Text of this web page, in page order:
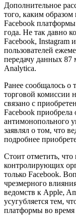
Дополнительное
того, каким образом
Facebook
года. Не так давно
Facebook, Instagram
пользователей
передачу данных 87
Analytica.
Ранее сообщалось о
торговой комиссии
связано с
Facebook приобрела
антимонопольного
заявлял о том, что
подробнее
Стоит отметить,
контролирующих
только Facebook.
чрезмерного
ведомств к Apple,
усугубляется тем,
платформы во время